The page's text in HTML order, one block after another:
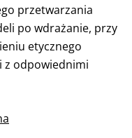
przetwarzania
po wdrażanie, przy
etycznego
z odpowiednimi